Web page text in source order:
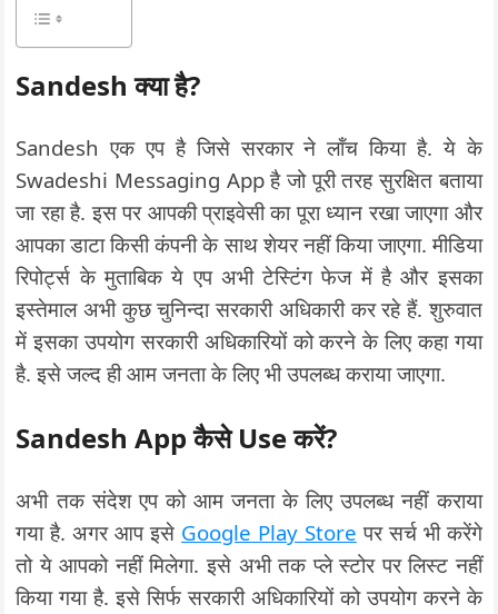
Sandesh क्या है?
Sandesh एक एप है जिसे सरकार ने लॉंच किया है. ये के
Swadeshi Messaging App है जो पूरी तरह सुरक्षित बताया
जा रहा है. इस पर आपकी प्राइवेसी का पूरा ध्यान रखा जाएगा और
आपका डाटा किसी कंपनी के साथ शेयर नहीं किया जाएगा. मीडिया
रिपोर्ट्स के मुताबिक ये एप अभी टेस्टिंग फेज में है और इसका
इस्तेमाल अभी कुछ चुनिन्दा सरकारी अधिकारी कर रहे हैं. शुरुवात
में इसका उपयोग सरकारी अधिकारियों को करने के लिए कहा गया
है. इसे जल्द ही आम जनता के लिए भी उपलब्ध कराया जाएगा.
Sandesh App कैसे Use करें?
अभी तक संदेश एप को आम जनता के लिए उपलब्ध नहीं कराया
गया है. अगर आप इसे Google Play Store पर सर्च भी करेंगे
तो ये आपको नहीं मिलेगा. इसे अभी तक प्ले स्टोर पर लिस्ट नहीं
किया गया है. इसे सिर्फ सरकारी अधिकारियों को उपयोग करने के